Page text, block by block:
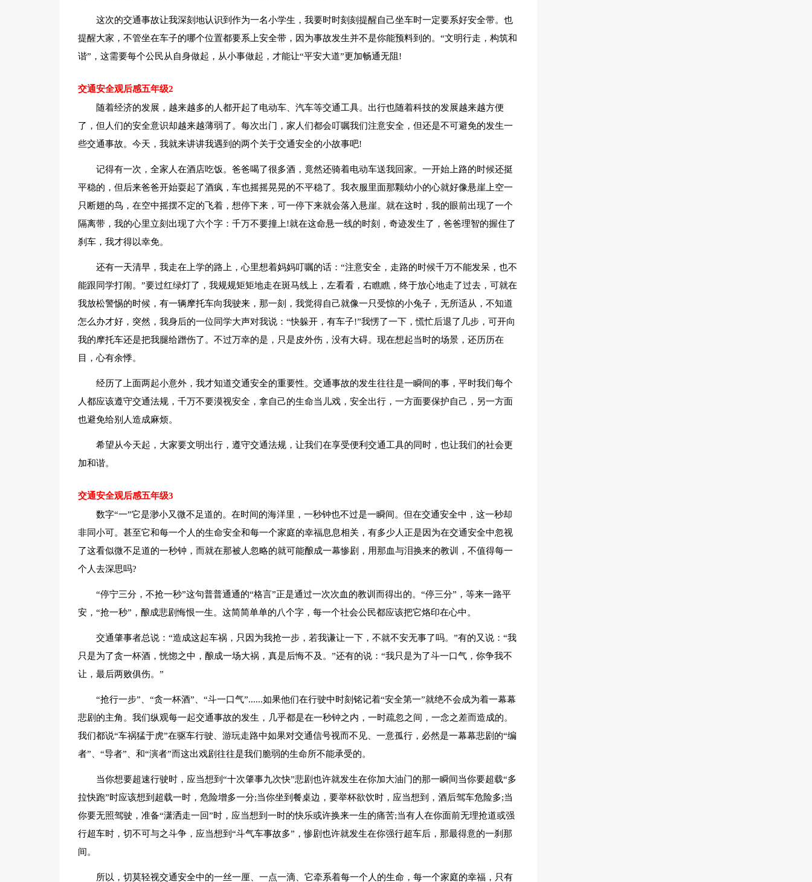
这次的交通事故让我深刻地认识到作为一名小学生，我要时时刻刻提醒自己坐车时一定要系好安全带。也
提醒大家，不管坐在车子的哪个位置都要系上安全带，因为事故发生并不是你能预料到的。“文明行走，构筑和
谐”，这需要每个公民从自身做起，从小事做起，才能让“平安大道”更加畅通无阻!
交通安全观后感五年级2
随着经济的发展，越来越多的人都开起了电动车、汽车等交通工具。出行也随着科技的发展越来越方便
了，但人们的安全意识却越来越薄弱了。每次出门，家人们都会叮嘱我们注意安全，但还是不可避免的发生一
些交通事故。今天，我就来讲讲我遇到的两个关于交通安全的小故事吧!
记得有一次，全家人在酒店吃饭。爸爸喝了很多酒，竟然还骑着电动车送我回家。一开始上路的时候还挺
平稳的，但后来爸爸开始耍起了酒疯，车也摇摇晃晃的不平稳了。我衣服里面那颗幼小的心就好像悬崖上空一
只断翅的鸟，在空中摇摆不定的飞着，想停下来，可一停下来就会落入悬崖。就在这时，我的眼前出现了一个
隔离带，我的心里立刻出现了六个字：千万不要撞上!就在这命悬一线的时刻，奇迹发生了，爸爸理智的握住了
刹车，我才得以幸免。
还有一天清早，我走在上学的路上，心里想着妈妈叮嘱的话：“注意安全，走路的时候千万不能发呆，也不
能跟同学打闹。”要过红绿灯了，我规规矩矩地走在斑马线上，左看看，右瞧瞧，终于放心地走了过去，可就在
我放松警惕的时候，有一辆摩托车向我驶来，那一刻，我觉得自己就像一只受惊的小兔子，无所适从，不知道
怎么办才好，突然，我身后的一位同学大声对我说：“快躲开，有车子!”我愣了一下，慌忙后退了几步，可开向
我的摩托车还是把我腿给蹭伤了。不过万幸的是，只是皮外伤，没有大碍。现在想起当时的场景，还历历在
目，心有余悸。
经历了上面两起小意外，我才知道交通安全的重要性。交通事故的发生往往是一瞬间的事，平时我们每个
人都应该遵守交通法规，千万不要漠视安全，拿自己的生命当儿戏，安全出行，一方面要保护自己，另一方面
也避免给别人造成麻烦。
希望从今天起，大家要文明出行，遵守交通法规，让我们在享受便利交通工具的同时，也让我们的社会更
加和谐。
交通安全观后感五年级3
数字“一”它是渺小又微不足道的。在时间的海洋里，一秒钟也不过是一瞬间。但在交通安全中，这一秒却
非同小可。甚至它和每一个人的生命安全和每一个家庭的幸福息息相关，有多少人正是因为在交通安全中忽视
了这看似微不足道的一秒钟，而就在那被人忽略的就可能酿成一幕惨剧，用那血与泪换来的教训，不值得每一
个人去深思吗?
“停宁三分，不抢一秒”这句普普通通的“格言”正是通过一次次血的教训而得出的。“停三分”，等来一路平
安，“抢一秒”，酿成悲剧悔恨一生。这简简单单的八个字，每一个社会公民都应该把它烙印在心中。
交通肇事者总说：“造成这起车祸，只因为我抢一步，若我谦让一下，不就不安无事了吗。”有的又说：“我
只是为了贪一杯酒，恍惚之中，酿成一场大祸，真是后悔不及。”还有的说：“我只是为了斗一口气，你争我不
让，最后两败俱伤。”
“抢行一步”、“贪一杯酒”、“斗一口气”......如果他们在行驶中时刻铭记着“安全第一”就绝不会成为着一幕幕
悲剧的主角。我们纵观每一起交通事故的发生，几乎都是在一秒钟之内，一时疏忽之间，一念之差而造成的。
我们都说“车祸猛于虎”在驱车行驶、游玩走路中如果对交通信号视而不见、一意孤行，必然是一幕幕悲剧的“编
者”、“导者”、和“演者”而这出戏剧往往是我们脆弱的生命所不能承受的。
当你想要超速行驶时，应当想到“十次肇事九次快”悲剧也许就发生在你加大油门的那一瞬间当你要超载“多
拉快跑”时应该想到超载一时，危险增多一分;当你坐到餐桌边，要举杯欲饮时，应当想到，酒后驾车危险多;当
你要无照驾驶，准备“潇洒走一回”时，应当想到一时的快乐或许换来一生的痛苦;当有人在你面前无理抢道或强
行超车时，切不可与之斗争，应当想到“斗气车事故多”，惨剧也许就发生在你强行超车后，那最得意的一刹那
间。
所以，切莫轻视交通安全中的一丝一厘、一点一滴、它牵系着每一个人的生命，每一个家庭的幸福，只有